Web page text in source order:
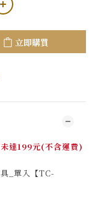
立即購買
未達199元(不含運費)
_單入【TC-